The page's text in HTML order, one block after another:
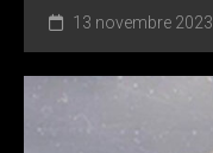
13 novembre 2023